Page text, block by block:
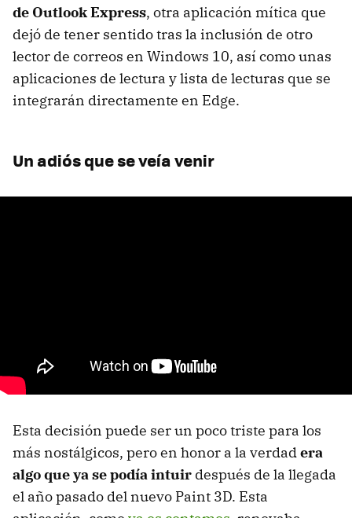
de Outlook Express, otra aplicación mítica que
dejó de tener sentido tras la inclusión de otro
lector de correos en Windows 10, así como unas
aplicaciones de lectura y lista de lecturas que se
integrarán directamente en Edge.
Un adiós que se veía venir
Esta decisión puede ser un poco triste para los
más nostálgicos, pero en honor a la verdadera
algo que ya se podía intuir después de la llegada
el año pasado del nuevo Paint 3D. Esta